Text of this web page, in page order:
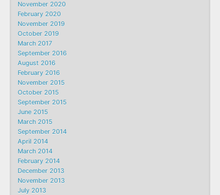
November 2020
February 2020
November 2019
October 2019
March 2017
September 2016
August 2016
February 2016
November 2015
October 2015
September 2015
June 2015
March 2015
September 2014
April 2014
March 2014
February 2014
December 2013
November 2013
July 2013